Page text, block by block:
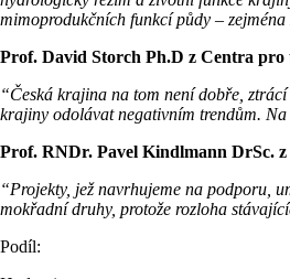
mimoprodukčních funkcí půdy –
Prof. David Storch Ph.D z Centra
“Česká krajina na tom není dobře,
krajiny odolávat negativním trendům.
Prof. RNDr. Pavel Kindlmann DrSc.
“Projekty, jež navrhujeme na podporu,
mokřadní druhy, protože rozloha
Podíl: